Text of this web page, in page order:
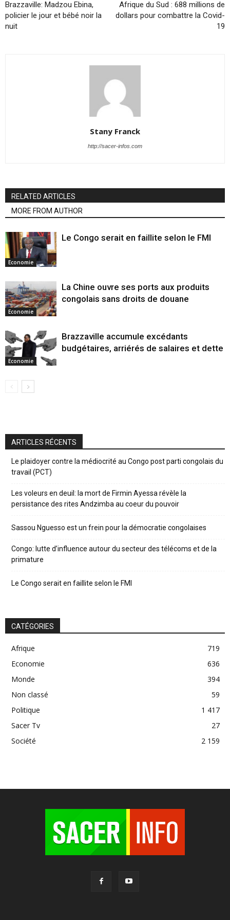
Brazzaville: Madzou Ebina,
policier le jour et bébé noir la
nuit
Afrique du Sud : 688 millions de
dollars pour combattre la Covid-
19
Stany Franck
http://sacer-infos.com
RELATED ARTICLES
MORE FROM AUTHOR
Economie
Le Congo serait en faillite selon le FMI
Economie
La Chine ouvre ses ports aux produits
congolais sans droits de douane
Economie
Brazzaville accumule excédants
budgétaires, arriérés de salaires et dette
ARTICLES RÉCENTS
Le plaidoyer contre la médiocrité au Congo post parti congolais du
travail (PCT)
Les voleurs en deuil: la mort de Firmin Ayessa révèle la
persistance des rites Andzimba au coeur du pouvoir
Sassou Nguesso est un frein pour la démocratie congolaises
Congo: lutte d’influence autour du secteur des télécoms et de la
primature
Le Congo serait en faillite selon le FMI
CATÉGORIES
Afrique
719
Economie
636
Monde
394
Non classé
59
Politique
1 417
Sacer Tv
27
Société
2 159